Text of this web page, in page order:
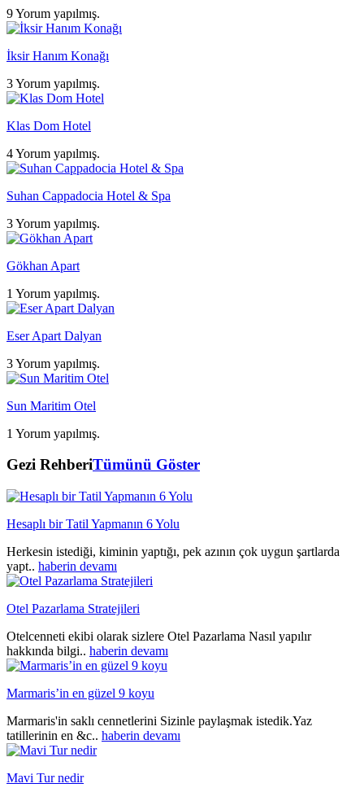
9 Yorum yapılmış.
İksir Hanım Konağı
3 Yorum yapılmış.
Klas Dom Hotel
4 Yorum yapılmış.
Suhan Cappadocia Hotel & Spa
3 Yorum yapılmış.
Gökhan Apart
1 Yorum yapılmış.
Eser Apart Dalyan
3 Yorum yapılmış.
Sun Maritim Otel
1 Yorum yapılmış.
Gezi RehberiTümünü Göster
Hesaplı bir Tatil Yapmanın 6 Yolu
Herkesin istediği, kiminin yaptığı, pek azının çok uygun şartlarda
yapt.. haberin devamı
Otel Pazarlama Stratejileri
Otelcenneti ekibi olarak sizlere Otel Pazarlama Nasıl yapılır
hakkında bilgi.. haberin devamı
Marmaris’in en güzel 9 koyu
Marmaris'in saklı cennetlerini Sizinle paylaşmak istedik.Yaz
tatillerinin en &c.. haberin devamı
Mavi Tur nedir